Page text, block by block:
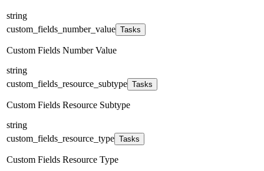
string
custom_fields_number_value Tasks
Custom Fields Number Value
string
custom_fields_resource_subtype Tasks
Custom Fields Resource Subtype
string
custom_fields_resource_type Tasks
Custom Fields Resource Type